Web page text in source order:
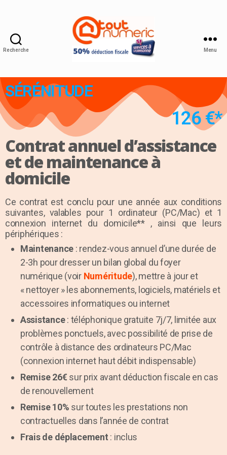
Recherche Menu
SÉRÉNITUDE
126 €*
Contrat annuel d’assistance
et de maintenance à
domicile
Ce contrat est conclu pour une année aux conditions
suivantes, valables pour 1 ordinateur (PC/Mac) et 1
connexion internet du domicile** , ainsi que leurs
périphériques :
Maintenance : rendez-vous annuel d’une durée de
2-3h pour dresser un bilan global du foyer
numérique (voir Numéritude), mettre à jour et
« nettoyer » les abonnements, logiciels, matériels et
accessoires informatiques ou internet
Assistance: téléphonique gratuite 7j/7, limitée aux
problèmes ponctuels, avec possibilité de prise de
contrôle à distance des ordinateurs PC/Mac
(connexion internet haut débit indispensable)
Remise 26€ sur prix avant déduction fiscale en cas
de renouvellement
Remise 10% sur toutes les prestations non
contractuelles dans l’année de contrat
Frais de déplacement : inclus